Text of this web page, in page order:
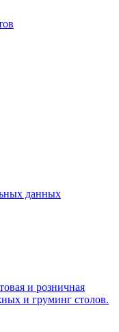
данных
и розничная
и груминг столов.